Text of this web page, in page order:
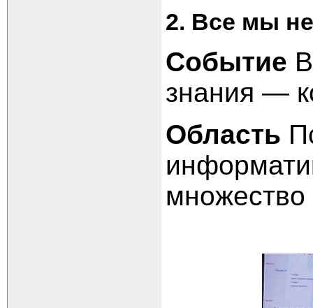
2. Все мы
Событие
знания —
Область